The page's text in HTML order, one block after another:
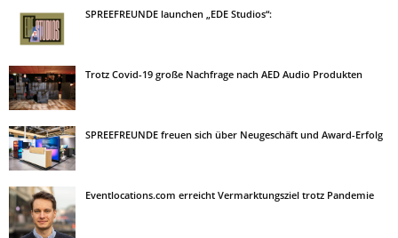
SPREEFREUNDE launchen „EDE Studios“:
Trotz Covid-19 große Nachfrage nach AED Audio Produkten
SPREEFREUNDE freuen sich über Neugeschäft und Award-Erfolg
Eventlocations.com erreicht Vermarktungsziel trotz Pandemie